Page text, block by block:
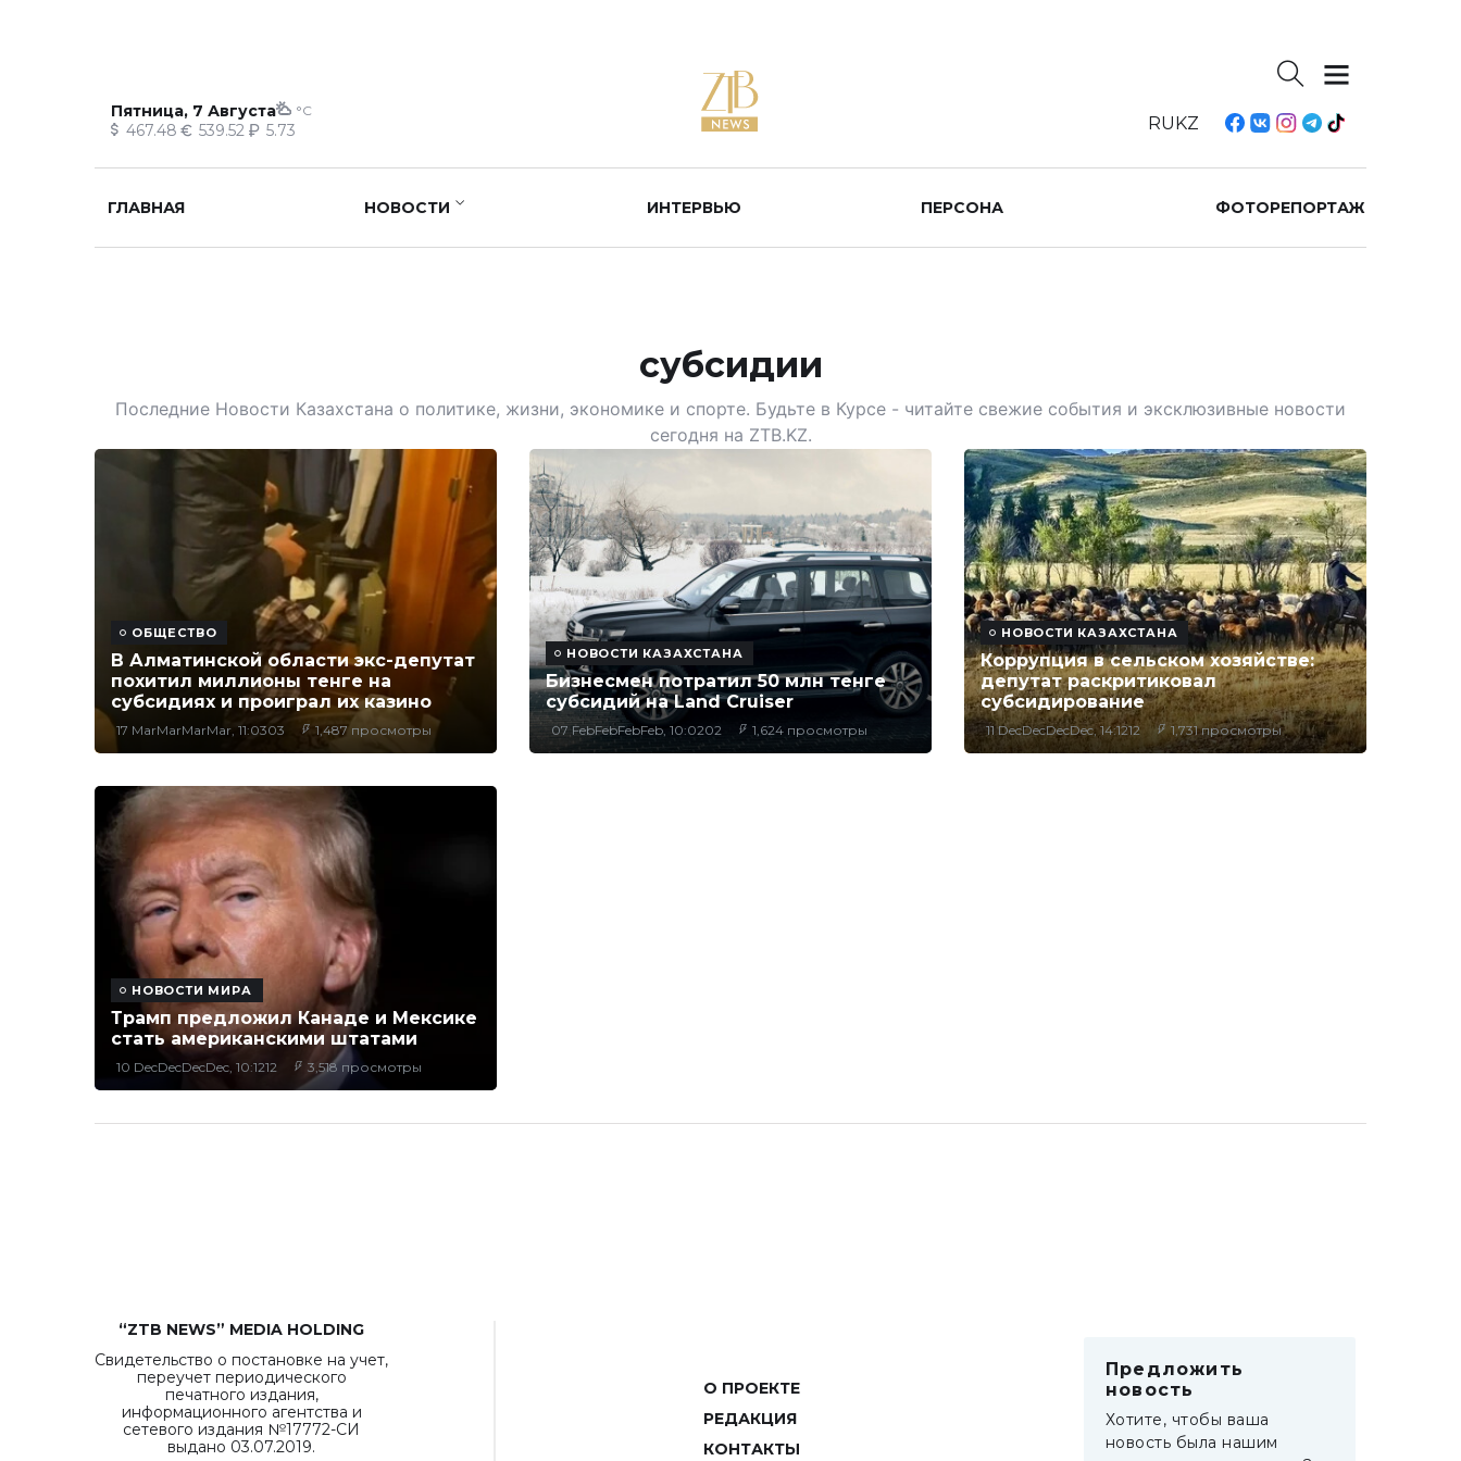
Пятница, 7 Августа °C
467.48 539.52 5.73 RUKZ
ГЛАВНАЯ НОВОСТИ ИНТЕРВЬЮ ПЕРСОНА ФОТОРЕПОРТАЖ
субсидии
Последние Новости Казахстана о политике, жизни, экономике и спорте. Будьте в Курсе - читайте свежие события и эксклюзивные новости
сегодня на ZTB.KZ.
ОБЩЕСТВО
В Алматинской области экс-депутат
похитил миллионы тенге на
субсидиях и проиграл их казино
17 MarMarMarMar, 11:0303 1,487 просмотры
НОВОСТИ КАЗАХСТАНА
Бизнесмен потратил 50 млн тенге
субсидий на Land Cruiser
07 FebFebFebFeb, 10:0202 1,624 просмотры
НОВОСТИ КАЗАХСТАНА
Коррупция в сельском хозяйстве:
депутат раскритиковал
субсидирование
11 DecDecDecDec, 14:1212 1,731 просмотры
НОВОСТИ МИРА
Трамп предложил Канаде и Мексике
стать американскими штатами
10 DecDecDecDec, 10:1212 3,518 просмотры
“ZTB NEWS” MEDIA HOLDING
Свидетельство о постановке на учет,
переучет периодического
печатного издания,
информационного агентства и
сетевого издания №17772-СИ
выдано 03.07.2019.
О ПРОЕКТЕ
РЕДАКЦИЯ
КОНТАКТЫ
Предложить
новость
Хотите, чтобы ваша
новость была нашим